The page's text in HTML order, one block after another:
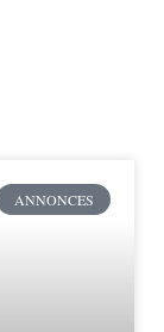
ANNONCES